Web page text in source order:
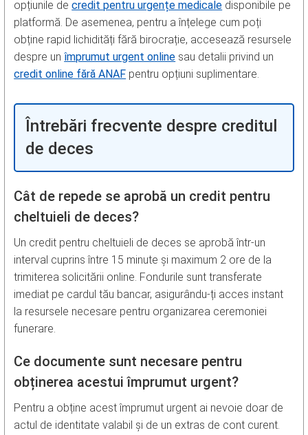
opțiunile decredit pentru urgențe medicale disponibile pe
platformă. De asemenea, pentru a înțelege cum poți
obține rapid lichidități fără birocrație, accesează resursele
despre unîmprumut urgent online sau detalii privind un
credit online fără ANAF pentru opțiuni suplimentare.
Întrebări frecvente despre creditul
de deces
Cât de repede se aprobă un credit pentru
cheltuieli de deces?
Un credit pentru cheltuieli de deces se aprobă într-un
interval cuprins între 15 minute și maximum 2 ore de la
trimiterea solicitării online. Fondurile sunt transferate
imediat pe cardul tău bancar, asigurându-ți acces instant
la resursele necesare pentru organizarea ceremoniei
funerare.
Ce documente sunt necesare pentru
obținerea acestui împrumut urgent?
Pentru a obține acest împrumut urgent ai nevoie doar de
actul de identitate valabil și de un extras de cont curent.